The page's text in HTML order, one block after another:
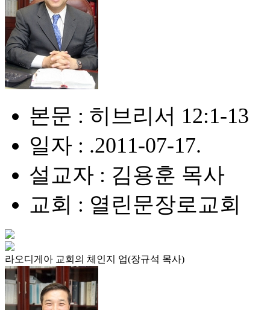
본문 : 히브리서 12:1-13
일자 : .2011-07-17.
설교자 : 김용훈 목사
교회 : 열린문장로교회
라오디게아 교회의 체인지 업(장규석 목사)